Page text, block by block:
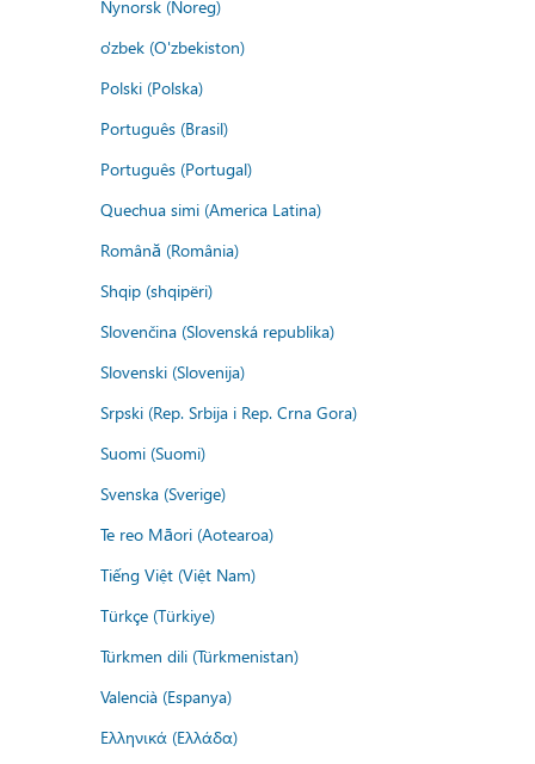
Nynorsk (Noreg)
o'zbek (O'zbekiston)
Polski (Polska)
Português (Brasil)
Português (Portugal)
Quechua simi (America Latina)
Română (România)
Shqip (shqipëri)
Slovenčina (Slovenská republika)
Slovenski (Slovenija)
Srpski (Rep. Srbija i Rep. Crna Gora)
Suomi (Suomi)
Svenska (Sverige)
Te reo Māori (Aotearoa)
Tiếng Việt (Việt Nam)
Türkçe (Türkiye)
Türkmen dili (Türkmenistan)
Valencià (Espanya)
Ελληνικά (Ελλάδα)